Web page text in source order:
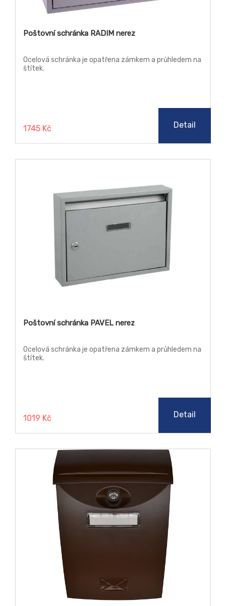
Poštovní schránka RADIM nerez
Ocelová schránka je opatřena zámkem a průhledem na
štítek.
1745 Kč Detail
Poštovní schránka PAVEL nerez
Ocelová schránka je opatřena zámkem a průhledem na
štítek.
1019 Kč Detail